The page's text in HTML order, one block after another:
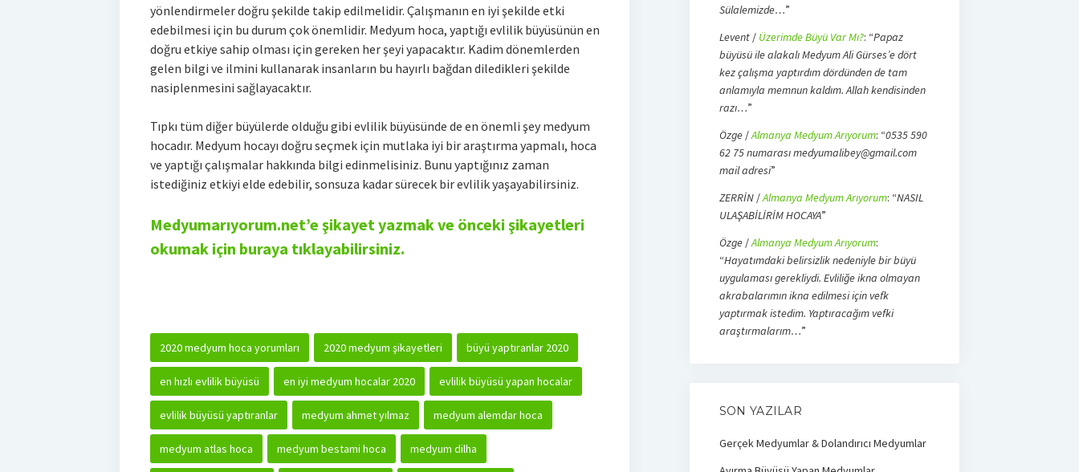
yönlendirmeler doğru şekilde takip edilmelidir. Çalışmanın en iyi şekilde etki
edebilmesi için bu durum çok önemlidir. Medyum hoca, yaptığı evlilik büyüsünün en
doğru etkiye sahip olması için gereken her şeyi yapacaktır. Kadim dönemlerden
gelen bilgi ve ilmini kullanarak insanların bu hayırlı bağdan diledikleri şekilde
nasiplenmesini sağlayacaktır.
Tıpkı tüm diğer büyülerde olduğu gibi evlilik büyüsünde de en önemli şey medyum
hocadır. Medyum hocayı doğru seçmek için mutlaka iyi bir araştırma yapmalı, hoca
ve yaptığı çalışmalar hakkında bilgi edinmelisiniz. Bunu yaptığınız zaman
istediğiniz etkiyi elde edebilir, sonsuza kadar sürecek bir evlilik yaşayabilirsiniz.
Medyumarıyorum.net’e şikayet yazmak ve önceki şikayetleri
okumak için buraya tıklayabilirsiniz.
2020 medyum hoca yorumları 2020 medyum şikayetleri büyü yaptıranlar 2020
en hızlı evlilik büyüsü en iyi medyum hocalar 2020 evlilik büyüsü yapan hocalar
evlilik büyüsü yaptıranlar medyum ahmet yılmaz medyum alemdar hoca
medyum atlas hoca medyum bestami hoca medyum dilha
Sülalemizde…”
Levent/ Üzerimde Büyü Var Mı?: “Papaz
büyüsü ile alakalı Medyum Ali Gürses’e dört
kez çalışma yaptırdım dördünden de tam
anlamıyla memnun kaldım. Allah kendisinden
razı…”
Özge/Almanya Medyum Arıyorum: “0535 590
62 75 numarası medyumalibey@gmail.com
mail adresi”
ZERRİN/Almanya Medyum Arıyorum: “NASIL
ULAŞABİLİRİM HOCAYA”
Özge/Almanya Medyum Arıyorum:
“Hayatımdaki belirsizlik nedeniyle bir büyü
uygulaması gerekliydi. Evliliğe ikna olmayan
akrabalarımın ikna edilmesi için vefk
yaptırmak istedim. Yaptıracağım vefki
araştırmalarım…”
SON YAZILAR
Gerçek Medyumlar & Dolandırıcı Medyumlar